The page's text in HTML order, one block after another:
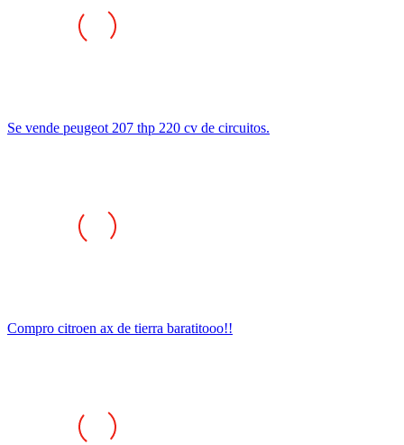
Se vende peugeot 207 thp 220 cv de circuitos.
Compro citroen ax de tierra baratitooo!!